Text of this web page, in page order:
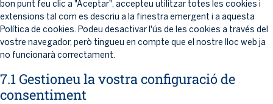
bon punt feu clic a "Aceptar", accepteu utilitzar totes les cookies i
extensions tal com es descriu a la finestra emergent i a aquesta
Política de cookies. Podeu desactivar l'ús de les cookies a través del
vostre navegador, però tingueu en compte que el nostre lloc web ja
no funcionarà correctament.
7.1 Gestioneu la vostra configuració de
consentiment